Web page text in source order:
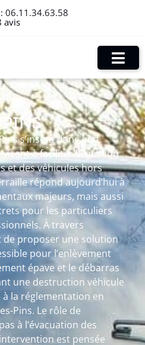
06.11.34.63.58
avis
PINS
s’inscrit dans une
à faciliter la gestion
et des véhicules hors
répond aujourd’hui à
majeurs, mais aussi
pour les particuliers
À travers
de proposer une solution
pour l’enlèvement
épave et le débarras
une destruction véhicule
à la réglementation en
Pins. Le rôle de
à l’évacuation des
est pensée